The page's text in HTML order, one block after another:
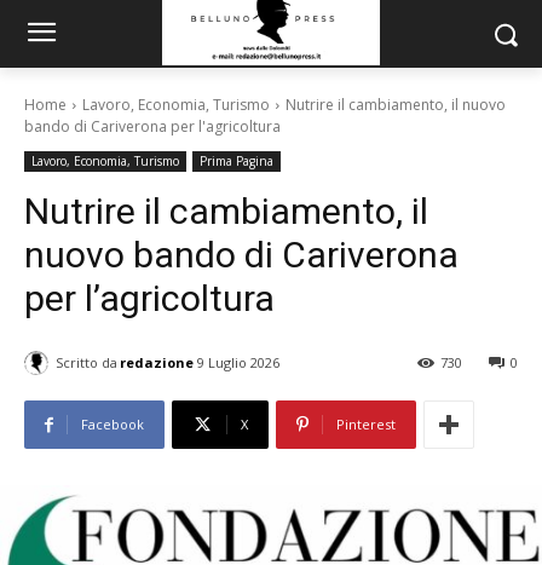
Home Lavoro, Economia, Turismo
Nutrire il cambiamento, il nuovo
bando di Cariverona per l'agricoltura
Lavoro, Economia, Turismo Prima Pagina
Nutrire il cambiamento, il
nuovo bando di Cariverona
per l’agricoltura
Scritto da redazione 9 Luglio 2026 0
730
Facebook X Pinterest